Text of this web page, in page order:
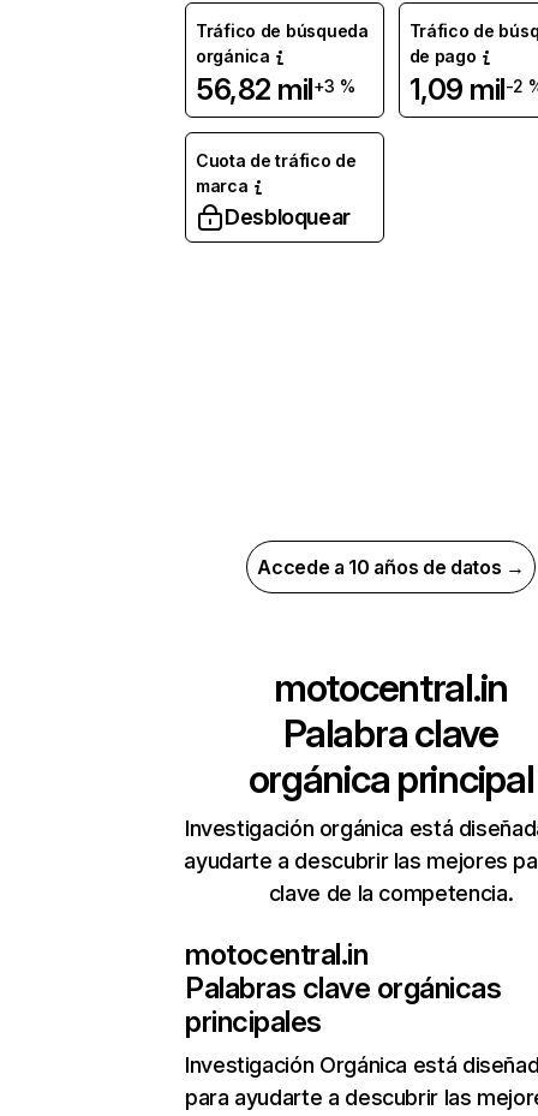
Tráfico de búsqueda
orgánica
56,82 mil+3 %
Tráfico de
de pago
1,09 mil-2
Cuota de tráfico de
marca
Desbloquear
Accede a 10 años de datos →
motocentral.in
Palabra clave
orgánica principal
Investigación orgánica está
ayudarte a descubrir las mejores
clave de la competencia.
motocentral.in
Palabras clave orgánicas
principales
Investigación Orgánica está
para ayudarte a descubrir las